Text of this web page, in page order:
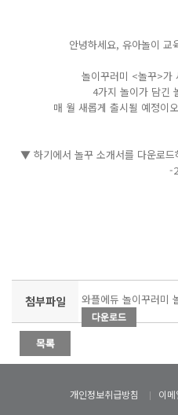
안녕하세요, 유아놀이 교
놀이꾸러미 <놀꾸>가
4가지 놀이가 담긴
매 월 새롭게 출시될 예정이
▼ 하기에서 놀꾸 소개서를 다운로
-
첨부파일 와플에듀 놀이꾸러미
개인정보취급방침 이